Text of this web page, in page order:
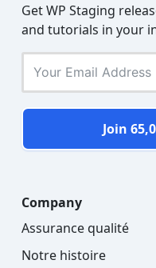
Get WP Staging
and tutorials in your
Join
Company
Assurance qualité
Notre histoire